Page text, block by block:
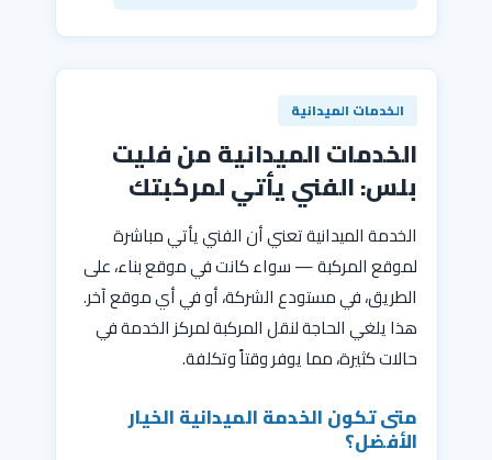
الخدمات الميدانية
الخدمات الميدانية من فليت
بلس: الفني يأتي لمركبتك
الخدمة الميدانية تعني أن الفني يأتي مباشرة
لموقع المركبة — سواء كانت في موقع بناء، على
الطريق، في مستودع الشركة، أو في أي موقع آخر.
هذا يلغي الحاجة لنقل المركبة لمركز الخدمة في
حالات كثيرة، مما يوفر وقتاً وتكلفة.
متى تكون الخدمة الميدانية الخيار
الأفضل؟